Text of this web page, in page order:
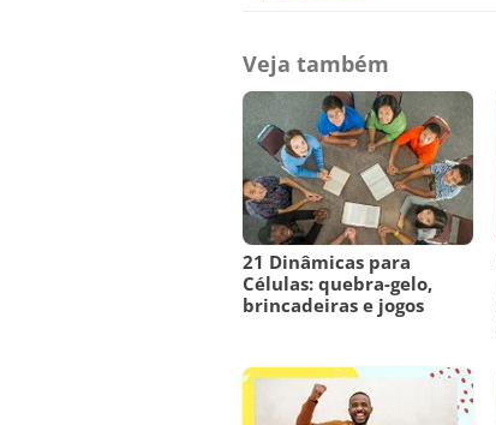
Veja também
21 Dinâmicas para
Células: quebra-gelo,
brincadeiras e jogos